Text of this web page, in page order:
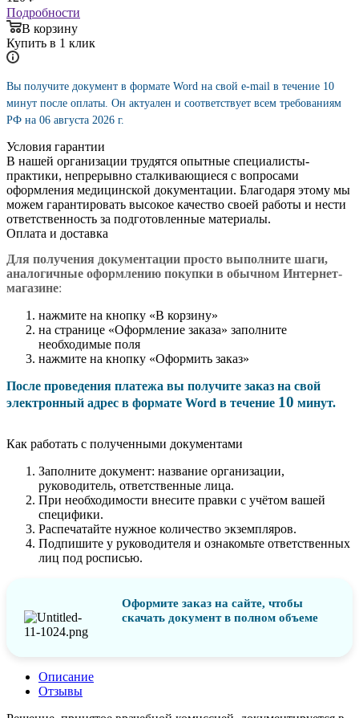
Подробности
В корзину
Купить в 1 клик
Вы получите документ в формате Word на свой e-mail в течение 10
минут после оплаты. Он актуален и соответствует всем требованиям
РФ на 06 августа 2026 г.
Условия гарантии
В нашей организации трудятся опытные специалисты-
практики, непрерывно сталкивающиеся с вопросами
оформления медицинской документации. Благодаря этому мы
можем гарантировать высокое качество своей работы и нести
ответственность за подготовленные материалы.
Оплата и доставка
Для получения документации просто выполните шаги,
аналогичные оформлению покупки в обычном Интернет-
магазине:
нажмите на кнопку «В корзину»
на странице «Оформление заказа» заполните
необходимые поля
нажмите на кнопку «Оформить заказ»
После проведения платежа вы получите заказ на свой
электронный адрес в формате Word в течение 10 минут.
Как работать с полученными документами
Заполните документ: название организации,
руководитель, ответственные лица.
При необходимости внесите правки с учётом вашей
специфики.
Распечатайте нужное количество экземпляров.
Подпишите у руководителя и ознакомьте ответственных
лиц под росписью.
Оформите заказ на сайте, чтобы
скачать документ в полном объеме
Описание
Отзывы